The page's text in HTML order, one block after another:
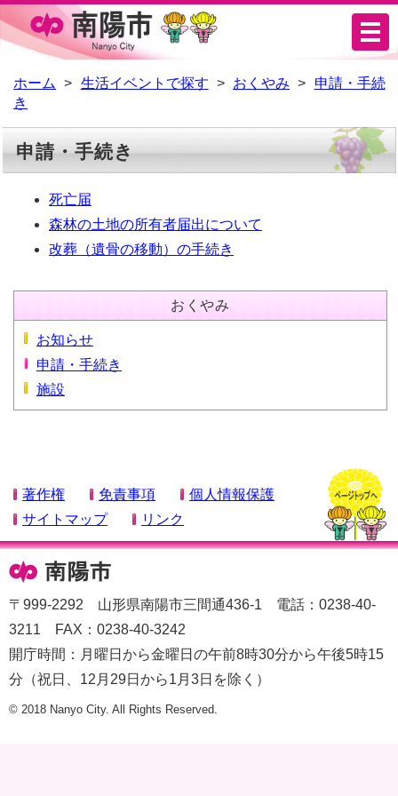
ニ
ュ
ホーム 生活イベントで探す おくやみ
申請・手続
き
申請・手続き
死亡届
森林の土地の所有者届出について
改葬（遺骨の移動）の手続き
おくやみ
お知らせ
申請・手続き
施設
著作権 免責事項
個人情報保護
サイトマップ
リンク
〒999-2292 山形県南陽市三間通436-1 電話：0238-40-
3211 FAX：0238-40-3242
開庁時間：月曜日から金曜日の午前8時30分から午後5時15
分（祝日、12月29日から1月3日を除く）
© 2018 Nanyo City. All Rights Reserved.